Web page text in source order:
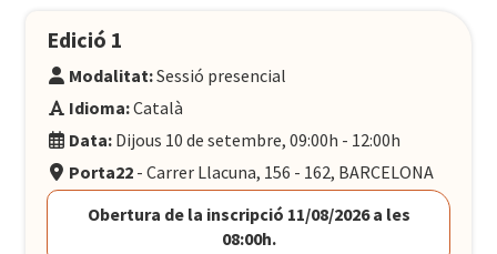
Edició 1
Modalitat:Sessió presencial
Idioma:Català
Data: Dijous 10 de setembre, 09:00h - 12:00h
Porta22 - Carrer Llacuna, 156 - 162, BARCELONA
Obertura de la inscripció 11/08/2026 a les
08:00h.